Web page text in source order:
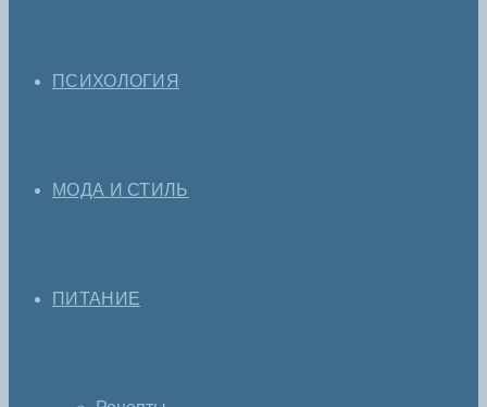
ПСИХОЛОГИЯ
МОДА И СТИЛЬ
ПИТАНИЕ